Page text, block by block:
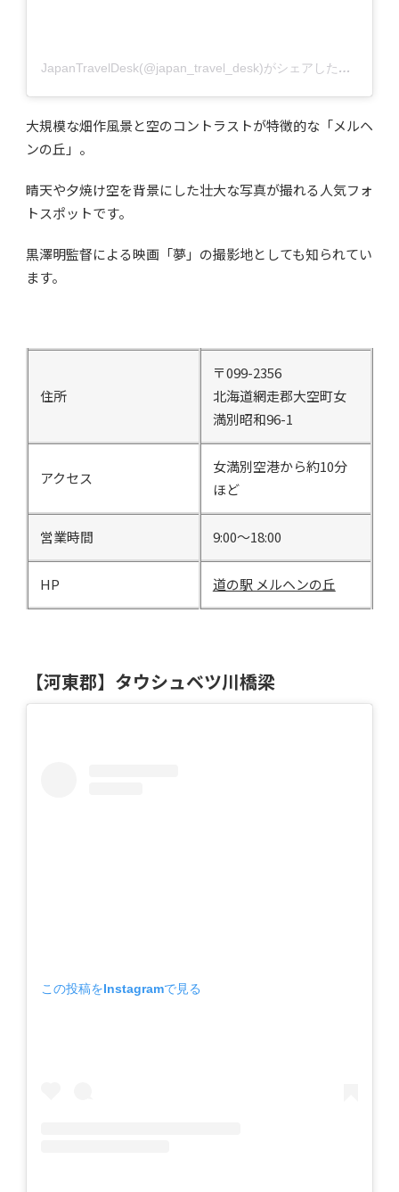
JapanTravelDesk(@japan_travel_desk)がシェアした投稿
大規模な畑作風景と空のコントラストが特徴的な「メルヘ
ンの丘」。
晴天や夕焼け空を背景にした壮大な写真が撮れる人気フォ
トスポットです。
黒澤明監督による映画「夢」の撮影地としても知られてい
ます。
住所
〒099-2356
北海道網走郡大空町女
満別昭和96-1
アクセス
女満別空港から約10分
ほど
営業時間 9:00～18:00
HP 道の駅 メルヘンの丘
【河東郡】タウシュベツ川橋梁
この投稿をInstagramで見る